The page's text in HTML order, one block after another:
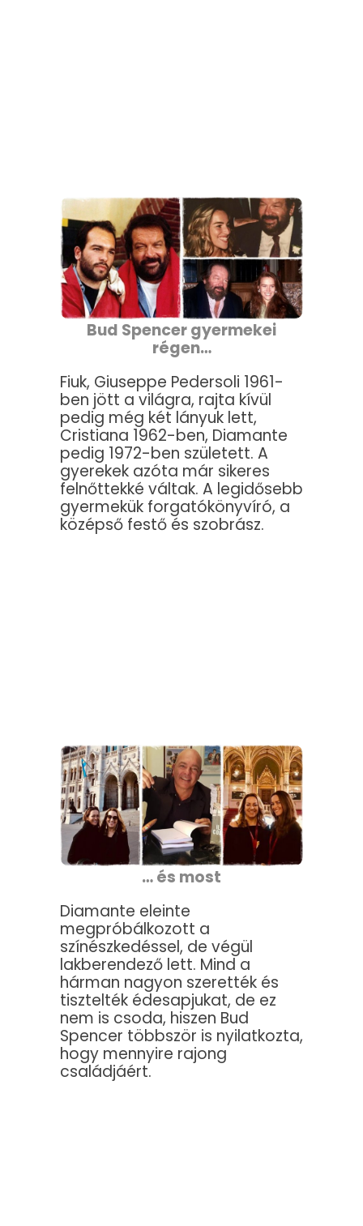
Bud Spencer gyermekei
régen…
Fiuk, Giuseppe Pedersoli 1961-
ben jött a világra, rajta kívül
pedig még két lányuk lett,
Cristiana 1962-ben, Diamante
pedig 1972-ben született. A
gyerekek azóta már sikeres
felnőttekké váltak. A legidősebb
gyermekük forgatókönyvíró, a
középső festő és szobrász.
… és most
Diamante eleinte
megpróbálkozott a
színészkedéssel, de végül
lakberendező lett. Mind a
hárman nagyon szerették és
tisztelték édesapjukat, de ez
nem is csoda, hiszen Bud
Spencer többször is nyilatkozta,
hogy mennyire rajong
családjáért.